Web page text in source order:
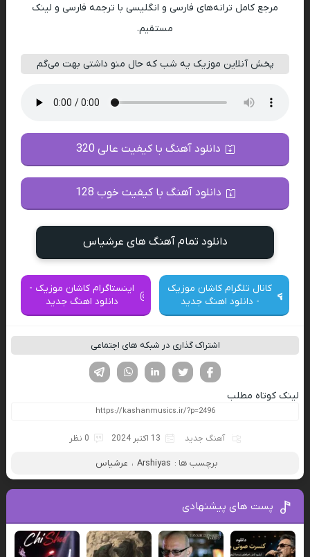
مرجع کامل ترانه‌های فارسی و انگلیسی با ترجمه فارسی و لینک
مستقیم.
پخش آنلاین موزیک یه شب که حال منو داشتی بهت می‌گم
دانلود آهنگ با کیفیت عالی 320
دانلود آهنگ با کیفیت خوب 128
دانلود تمام آهنگ های عرشیاس
کانال تلگرام کاشان موزیک
- دانلود اهنگ جدید
اینستاگرام کاشان موزیک -
دانلود اهنگ جدید
اشتراک گذاری در شبکه های اجتماعی
لینکدین تویتر
فیسوک
لینک کوتاه مطلب
آهنگ جدید 13 اکتبر 2024 0 نظر
برچسب ها : Arshiyas ، عرشیاس
پست های پیشنهادی